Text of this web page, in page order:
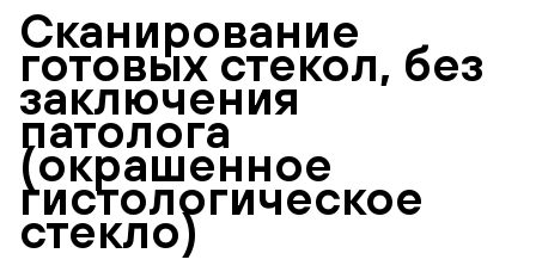
Сканирование
готовых стекол, без
заключения
патолога
(окрашенное
гистологическое
стекло)